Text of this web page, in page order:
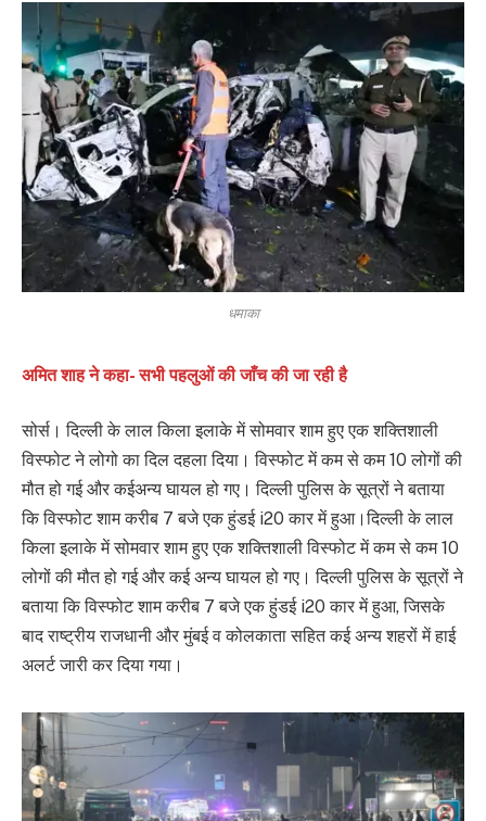
धमाका
अमित शाह ने कहा- सभी पहलुओं की जाँच की जा रही है
सोर्स। दिल्ली के लाल किला इलाके में सोमवार शाम हुए एक शक्तिशाली
विस्फोट ने लोगो का दिल दहला दिया। विस्फोट में कम से कम 10 लोगों की
मौत हो गई और कईअन्य घायल हो गए। दिल्ली पुलिस के सूत्रों ने बताया
कि विस्फोट शाम करीब 7 बजे एक हुंडई i20 कार में हुआ।दिल्ली के लाल
किला इलाके में सोमवार शाम हुए एक शक्तिशाली विस्फोट में कम से कम 10
लोगों की मौत हो गई और कई अन्य घायल हो गए। दिल्ली पुलिस के सूत्रों ने
बताया कि विस्फोट शाम करीब 7 बजे एक हुंडई i20 कार में हुआ, जिसके
बाद राष्ट्रीय राजधानी और मुंबई व कोलकाता सहित कई अन्य शहरों में हाई
अलर्ट जारी कर दिया गया।